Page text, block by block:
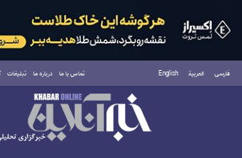
فارسی العربية English تماس با ما درباره ما تبلیغات
جمعه ۱۶ مرداد ۱۴۰۵